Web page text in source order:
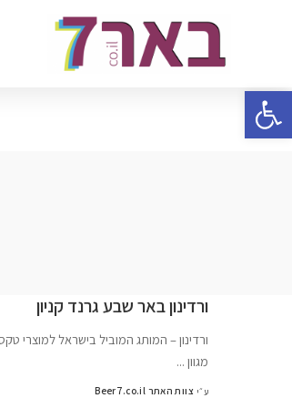
פתח סרגל נגישות
ורדינון באר שבע גרנד קניון
ורדינון – המותג המוביל בישראל למוצרי
מגוון ...
ע״י צוות האתר Beer7.co.il